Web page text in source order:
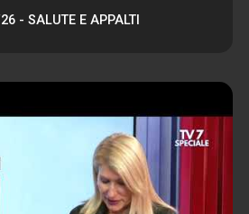
- SALUTE E APPALTI